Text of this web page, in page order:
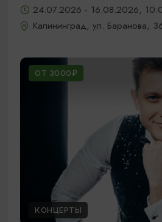
24.07.2026 - 16.08.2026,
Калининград, ул. Баранова,
ОТ 3000₽
КОНЦЕРТЫ